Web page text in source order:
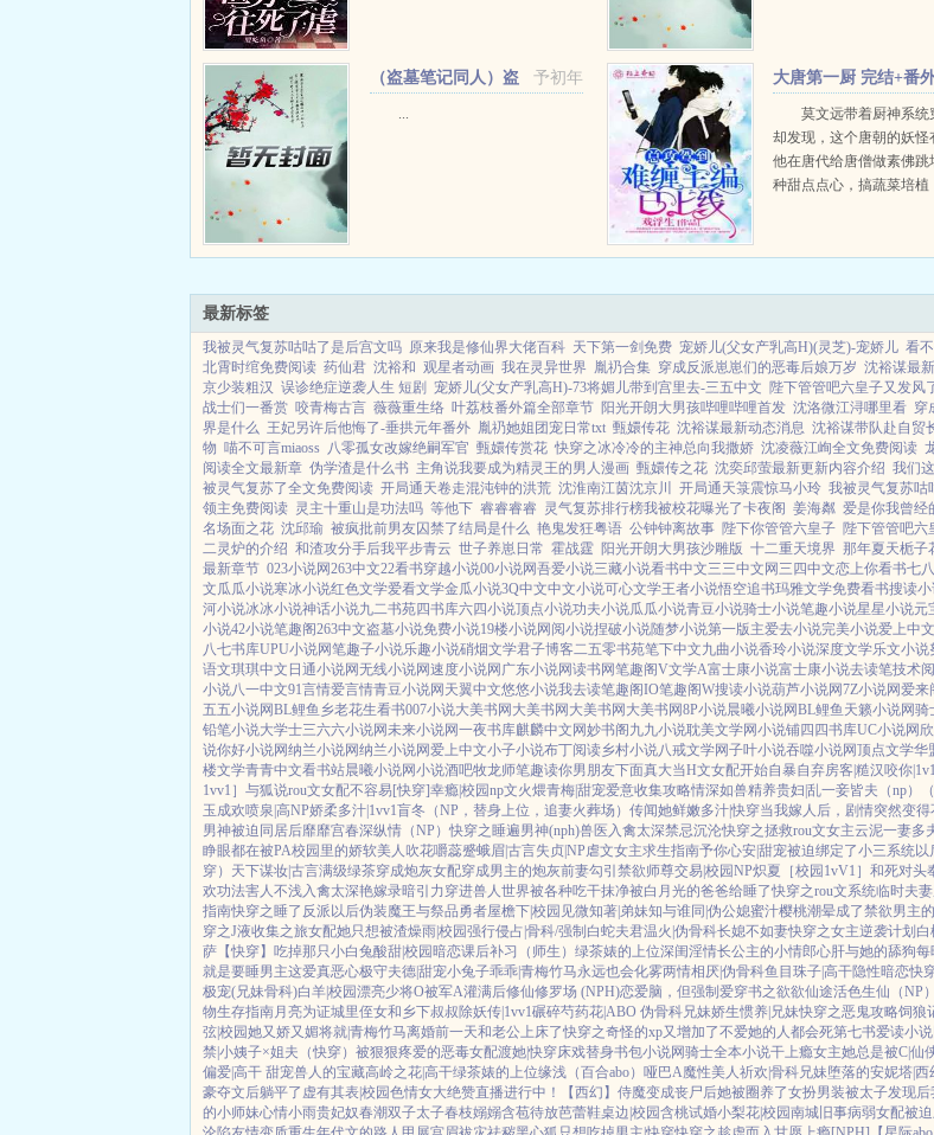
予初年
（盗墓笔记同人）盗
...
大唐第一厨 完结+番
莫文远带着厨神系统
却发现，这个唐朝的妖怪
他在唐代给唐僧做素佛跳
种甜点点心，搞蔬菜培植
角在唐代做美食的故...
最新标签
我被灵气复苏咕咕了是后宫文吗 原来我是修仙界大佬百科 天下第一剑免费 宠娇儿(父女产乳高H)(灵芝)-宠娇儿 看
北霄时绾免费阅读 药仙君 沈裕和 观星者动画 我在灵异世界 胤礽合集 穿成反派崽崽们的恶毒后娘万岁 沈裕谋最
京少装粗汉 误诊绝症逆袭人生 短剧 宠娇儿(父女产乳高H)-73将媚儿带到宫里去-三五中文 陛下管管吧六皇子又发风
战士们一番赏 咬青梅古言 薇薇重生络 叶荔枝番外篇全部章节 阳光开朗大男孩哔哩哔哩首发 沈洛微江浔哪里看 穿
界是什么 王妃另许后他悔了-垂拱元年番外 胤礽她姐团宠日常txt 甄嬛传花 沈裕谋最新动态消息 沈裕谋带队赴自贸
物 喵不可言miaoss 八零孤女改嫁绝嗣军官 甄嬛传赏花 快穿之冰冷冷的主神总向我撒娇 沈凌薇江峋全文免费阅读
阅读全文最新章 伪学渣是什么书 主角说我要成为精灵王的男人漫画 甄嬛传之花 沈奕邱萤最新更新内容介绍 我们
被灵气复苏了全文免费阅读 开局通天卷走混沌钟的洪荒 沈淮南江茵沈京川 开局通天箓震惊马小玲 我被灵气复苏咕
领主免费阅读 灵主十重山是功法吗 等他下 睿睿睿睿 灵气复苏排行榜我被校花曝光了卡夜阁 姜海粼 爱是你我曾经
名场面之花 沈邱瑜 被疯批前男友囚禁了结局是什么 艳鬼发狂粤语 公钟钟离故事 陛下你管管六皇子 陛下管管吧六
二灵炉的介绍 和渣攻分手后我平步青云 世子养崽日常 霍战霆 阳光开朗大男孩沙雕版 十二重天境界 那年夏天栀子
最新章节 023小说网263中文22看书穿越小说00小说网吾爱小说三藏小说看书中文三三中文网 三四中文恋上你看书七
文瓜瓜小说寒冰小说红色文学爱看文学金瓜小说3Q中文中文小说可心文学王者小说悟空追书玛雅文学免费看书搜读
河小说冰冰小说神话小说九二书苑四书库六四小说顶点小说功夫小说瓜瓜小说青豆小说骑士小说笔趣小说星星小说元
小说42小说笔趣阁263中文盗墓小说免费小说19楼小说网阅小说捏破小说随梦小说第一版主爱去小说完美小说爱上中文
八七书库UPU小说网笔趣子小说乐趣小说硝烟文学君子博客二五零书苑笔下中文九曲小说香玲小说深度文学乐文小说
语文琪琪中文 日通小说网无线小说网速度小说网 广东小说网读书网笔趣阁V文学A富士康小说富士康小说去读笔技术
小说八一中文91言情爱言情青豆小说网 天翼中文悠悠小说我去读笔趣阁IO笔趣阁W搜读小说葫芦小说网7Z小说网爱来
五五小说网BL鲤鱼乡老花生看书007小说大美书网 大美书网 大美书网 大美书网8P小说晨曦小说网BL鲤鱼 天籁小说网骑
铅笔小说大学士三六六小说网未来小说网一夜书库麒麟中文网妙书阁 九九小说耽美文学网小说铺四四书库UC小说网
说你好小说网纳兰小说网纳兰小说网爱上中文小子小说布丁阅读乡村小说八戒文学网子叶小说吞噬小说网顶点文学华
楼文学青青中文看书站晨曦小说网小说酒吧牧龙师笔趣读你男朋友下面真大当H文女配开始自暴自弃房客|糙汉咬你|1v1
1vv1］ 与狐说rou文女配不容易[快穿]幸瘾|校园np文火煨青梅|甜宠爱意收集攻略情深如兽精养贵妇|乱一妾皆夫（np）
玉成欢喷泉|高NP娇柔多汁|1vv1盲冬（NP，替身上位，追妻火葬场） 传闻她鲜嫩多汁|快穿当我嫁人后，剧情突然变
男神被迫同居后靡靡宫春深纵情（NP）快穿之睡遍男神(nph)兽医 入禽太深禁忌沉沦快穿之拯救rou文女主云泥一妻多
睁眼都在被PA校园里的娇软美人 吹花嚼蕊蹙蛾眉|古言失贞|NP虐文女主求生指南予你心安|甜宠被迫绑定了小三系统以
穿） 天下谋妆|古言满级绿茶穿成炮灰女配穿成男主的炮灰前妻勾引禁欲师尊交易|校园NP炽夏［校园1vV1］ 和死对头
欢功法害人不浅入禽太深艳嫁录暗引力穿进兽人世界被各种吃干抹净被白月光的爸爸给睡了快穿之rou文系统临时夫妻
指南快穿之睡了反派以后伪装魔王与祭品勇者屋檐下|校园 见微知著|弟妹知与谁同|伪公媳蜜汁樱桃潮晕成了禁欲男主
穿之J液收集之旅女配她只想被渣燥雨|校园强行侵占|骨科/强制 白蛇夫君温火|伪骨科长媳不如妻快穿之女主逆袭计划 白
萨 【快穿】吃掉那只小白兔酸甜|校园暗恋课后补习（师生） 绿茶婊的上位深闺淫情长公主的小情郎心肝与她的舔狗每
就是要睡男主这爱真恶心极守夫德|甜宠小兔子乖乖|青梅竹马永远也会化雾两情相厌|伪骨科鱼目珠子|高干隐性暗恋快
极宠(兄妹骨科)白羊|校园漂亮少将O被军A灌满后修仙修罗场 (NPH)恋爱脑，但强制爱穿书之欲欲仙途活色生仙（NP）
物生存指南月亮为证城里侄女和乡下叔叔除妖传|1vv1碾碎芍药花|ABO 伪骨科兄妹娇生惯养|兄妹快穿之恶鬼攻略饲狼
弦|校园她又娇又媚将就|青梅竹马离婚前一天和老公上床了快穿之奇怪的xp又增加了不爱她的人都会死第七书爱读小说
禁|小姨子×姐夫 （快穿）被狠狠疼爱的恶毒女配渡她|快穿床戏替身书包小说网骑士全本小说干上瘾女主她总是被C|仙
偏爱|高干 甜宠兽人的宝藏高岭之花|高干绿茶婊的上位缘浅（百合abo）哑巴A魔性美人祈欢|骨科兄妹堕落的安妮塔|西
豪夺文后躺平了 虚有其表|校园色情女大绝赞直播进行中！ 【西幻】侍魔变成丧尸后她被圈养了女扮男装被太子发现后
的小师妹心情小雨贵妃奴春潮双子太子春枝嫋嫋含苞待放芭蕾鞋桌边|校园含桃试婚小梨花|校园南城旧事病弱女配被